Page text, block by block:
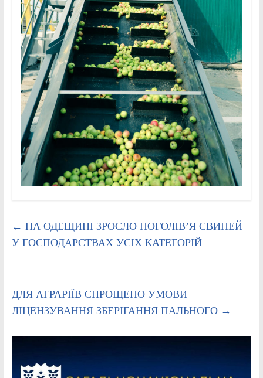
← НА ОДЕЩИНІ ЗРОСЛО ПОГОЛІВ’Я СВИНЕЙ
У ГОСПОДАРСТВАХ УСІХ КАТЕГОРІЙ
ДЛЯ АГРАРІЇВ СПРОЩЕНО УМОВИ
ЛІЦЕНЗУВАННЯ ЗБЕРІГАННЯ ПАЛЬНОГО →